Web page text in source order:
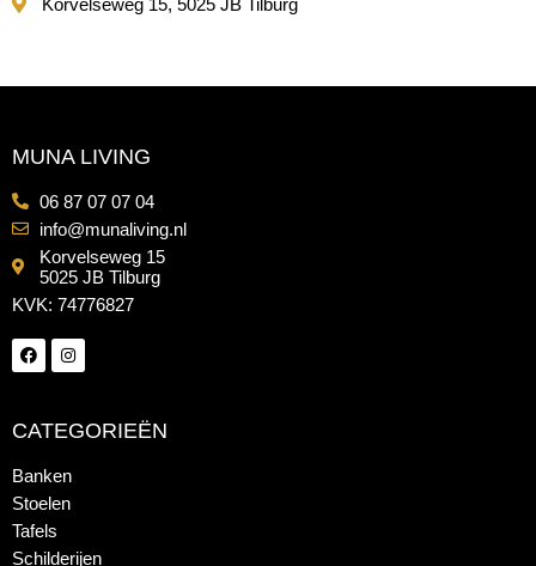
MUNA LIVING
06 87 07 07 04
info@munaliving.nl
Korvelseweg 15
5025 JB Tilburg
KVK: 74776827
CATEGORIEËN
Banken
Stoelen
Tafels
Schilderijen